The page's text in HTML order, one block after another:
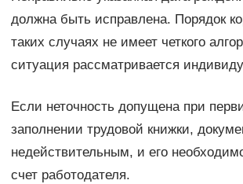
должна быть исправлена. Порядок
таких случаях не имеет четкого
ситуация рассматривается
Если неточность допущена при
заполнении трудовой книжки,
недействительным, и его
счет работодателя.